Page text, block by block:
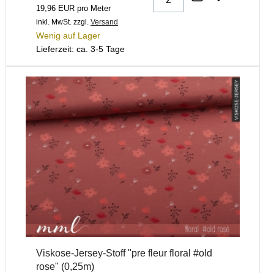
19,96 EUR pro Meter
inkl. MwSt. zzgl. Versand
Wenig auf Lager
Lieferzeit: ca. 3-5 Tage
Viskose-Jersey-Stoff "pre fleur floral #old
rose" (0,25m)